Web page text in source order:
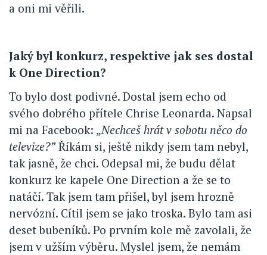
a oni mi věřili.
Jaký byl konkurz, respektive jak ses dostal
k One Direction?
To bylo dost podivné. Dostal jsem echo od
svého dobrého přítele Chrise Leonarda. Napsal
mi na Facebook: „Nechceš hrát v sobotu něco do
televize?”Říkám si, ještě nikdy jsem tam nebyl,
tak jasně, že chci. Odepsal mi, že budu dělat
konkurz ke kapele One Direction a že se to
natáčí. Tak jsem tam přišel, byl jsem hrozně
nervózní. Cítil jsem se jako troska. Bylo tam asi
deset bubeníků. Po prvním kole mě zavolali, že
jsem v užším výběru. Myslel jsem, že nemám